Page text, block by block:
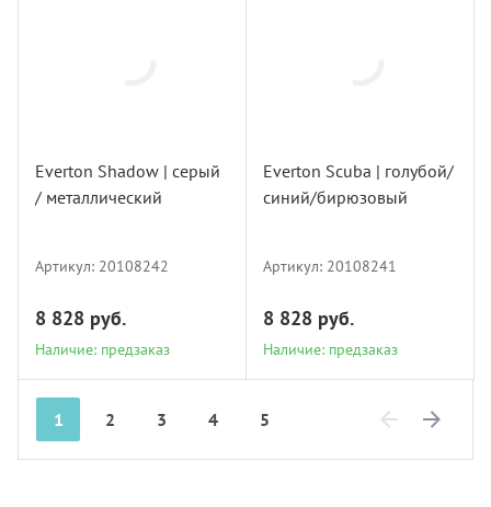
Everton Shadow | серый
/ металлический
Артикул: 20108242
8 828 руб.
Наличие: предзаказ
Наличие: предзаказ
Everton Scuba | голубой/
синий/бирюзовый
Артикул: 20108241
8 828 руб.
Наличие: предзаказ
Наличие: предзаказ
1 2 3 4
5